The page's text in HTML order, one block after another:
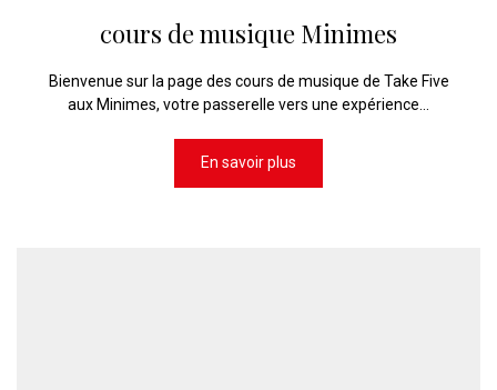
cours de musique Minimes
Bienvenue sur la page des cours de musique de Take Five
aux Minimes, votre passerelle vers une expérience...
En savoir plus